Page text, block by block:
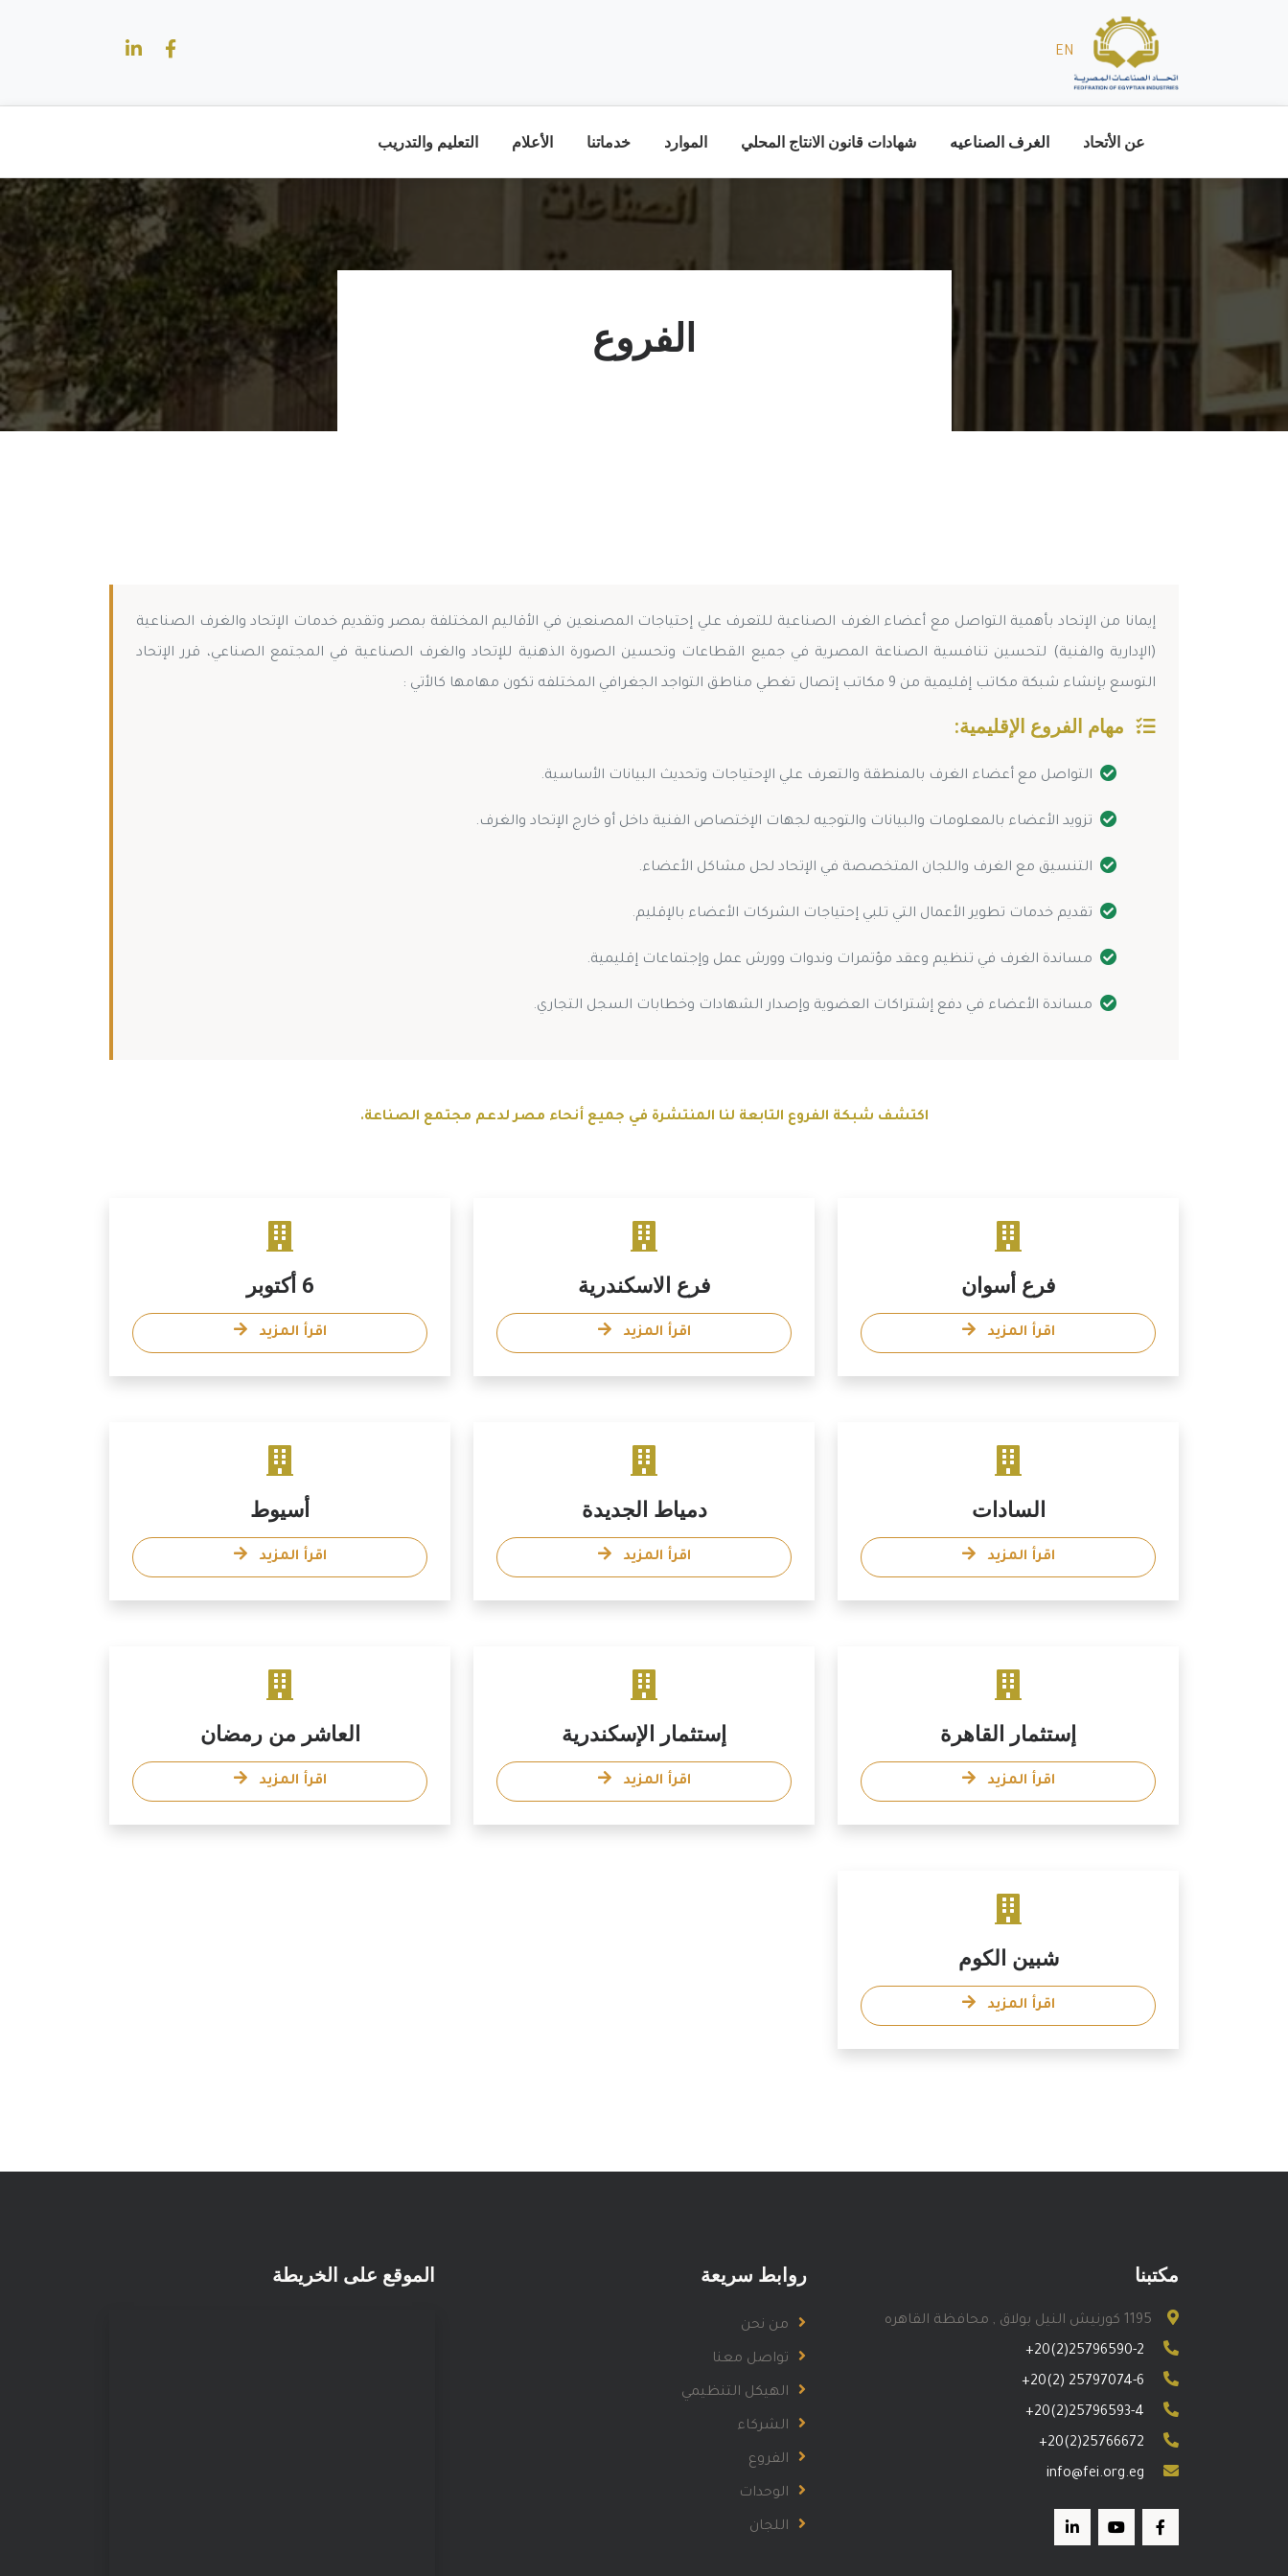
EN
عن الأتحاد الغرف الصناعيه شهادات قانون الانتاج المحلي الموارد خدماتنا الأعلام التعليم والتدريب
الفروع
إيمانا من الإتحاد بأهمية التواصل مع أعضاء الغرف الصناعية للتعرف علي إحتياجات المصنعين في الأقاليم المختلفة بمصر وتقديم خدمات الإتحاد والغرف الصناعية
(الإدارية والفنية) لتحسين تنافسية الصناعة المصرية في جميع القطاعات وتحسين الصورة الذهنية للإتحاد والغرف الصناعية في المجتمع الصناعي، قرر الإتحاد
التوسع بإنشاء شبكة مكاتب إقليمية من 9 مكاتب إتصال تغطي مناطق التواجد الجغرافي المختلفه تكون مهامها كالأتي :
مهام الفروع الإقليمية:
التواصل مع أعضاء الغرف بالمنطقة والتعرف علي الإحتياجات وتحديث البيانات الأساسية.
تزويد الأعضاء بالمعلومات والبيانات والتوجيه لجهات الإختصاص الفنية داخل أو خارج الإتحاد والغرف.
التنسيق مع الغرف واللجان المتخصصة في الإتحاد لحل مشاكل الأعضاء.
تقديم خدمات تطوير الأعمال التي تلبي إحتياجات الشركات الأعضاء بالإقليم.
مساندة الغرف في تنظيم وعقد مؤتمرات وندوات وورش عمل وإجتماعات إقليمية.
مساندة الأعضاء في دفع إشتراكات العضوية وإصدار الشهادات وخطابات السجل التجاري.
اكتشف شبكة الفروع التابعة لنا المنتشرة في جميع أنحاء مصر لدعم مجتمع الصناعة.
فرع أسوان
اقرأ المزيد
فرع الاسكندرية
اقرأ المزيد
6 أكتوبر
اقرأ المزيد
السادات
اقرأ المزيد
دمياط الجديدة
اقرأ المزيد
أسيوط
اقرأ المزيد
إستثمار القاهرة
اقرأ المزيد
إستثمار الإسكندرية
اقرأ المزيد
العاشر من رمضان
اقرأ المزيد
شبين الكوم
اقرأ المزيد
مكتبنا
1195 كورنيش النيل بولاق , محافظة القاهره
+20(2)25796590-2
+20(2) 25797074-6
+20(2)25796593-4
+20(2)25766672
info@fei.org.eg
روابط سريعة
من نحن
تواصل معنا
الهيكل التنظيمي
الشركاء
الفروع
الوحدات
اللجان
الموقع على الخريطة